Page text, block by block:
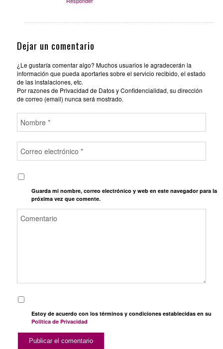
Dejar un comentario
¿Le gustaría comentar algo? Muchos usuarios le agradecerán la
información que pueda aportarles sobre el servicio recibido, el estado
de las instalaciones, etc.
Por razones de Privacidad de Datos y Confidencialidad, su dirección
de correo (email) nunca será mostrado.
Guarda mi nombre, correo electrónico y web en este navegador para la
próxima vez que comente.
Estoy de acuerdo con los términos y condiciones establecidas en su
Política de Privacidad